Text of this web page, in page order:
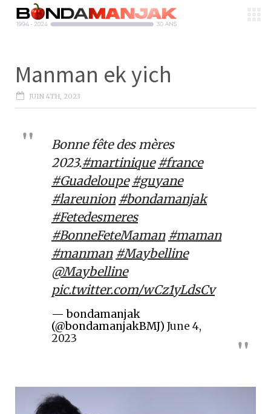
Manman ek yich
JUIN 4TH, 2023
Bonne fête des mères
2023.#martinique #france
#Guadeloupe #guyane
#lareunion #bondamanjak
#Fetedesmeres
#BonneFeteMaman #maman
#manman #Maybelline
@Maybelline
pic.twitter.com/wCz1yLdsCv
— bondamanjak
(@bondamanjakBMJ) June 4,
2023